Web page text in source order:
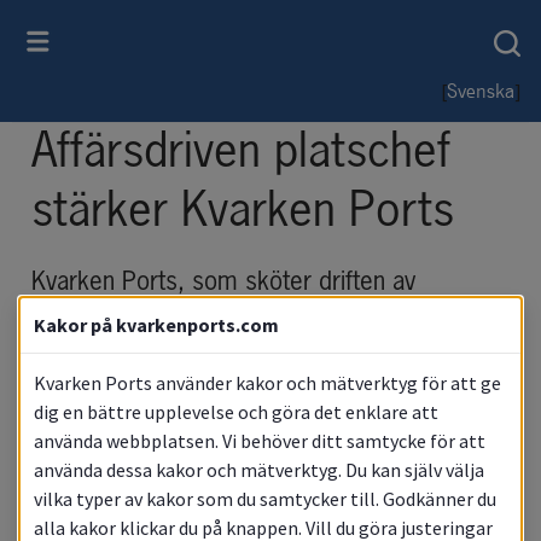
[Svenska]
Affärsdriven platschef
stärker Kvarken Ports
Kvarken Ports, som sköter driften av
hamnarna i Umeå och Vasa, förstärker sin
verksamhet i Umeå med en affärsdriven
platschef som ska medverka till att ytterligare
stärka Umeå som norra Europas logistiknav.
– Vi ser verkligen fram emot att arbeta med
Patrick Mattsson. Han kommer vara ett starkt
stöd för vår växande organisation och en
Kakor på kvarkenports.com
Kvarken Ports använder kakor och mätverktyg för att ge
dig en bättre upplevelse och göra det enklare att
använda webbplatsen. Vi behöver ditt samtycke för att
använda dessa kakor och mätverktyg. Du kan själv välja
vilka typer av kakor som du samtycker till. Godkänner du
alla kakor klickar du på knappen. Vill du göra justeringar